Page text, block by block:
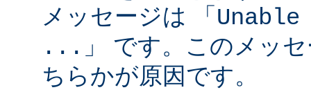
メッセージは 「
... 」 です。このメッ
ちらかが原因です。